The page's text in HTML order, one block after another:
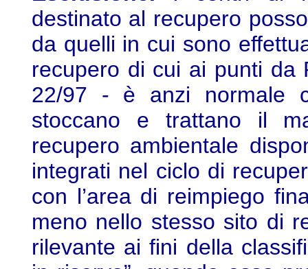
destinato al recupero
da quelli in cui sono
recupero di cui ai punti da
22/97 - è anzi normale
stoccano e trattano il
recupero ambientale
integrati nel ciclo di
con l’area di reimpiego
meno nello stesso sito di
rilevante ai fini della